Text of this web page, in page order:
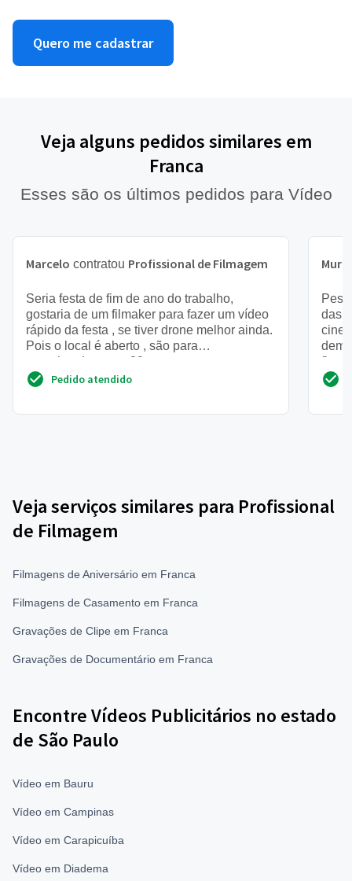
Quero me cadastrar
Veja alguns pedidos similares em
Franca
Esses são os últimos pedidos para Vídeo
Marcelo contratou Profissional de Filmagem
Seria festa de fim de ano do trabalho,
gostaria de um filmaker para fazer um vídeo
rápido da festa , se tiver drone melhor ainda.
Pois o local é aberto , são para
aproximadamente 30 pesso...
Pedido atendido
das
fica
Veja serviços similares para Profissional
de Filmagem
Filmagens de Aniversário em Franca
Filmagens de Casamento em Franca
Gravações de Clipe em Franca
Gravações de Documentário em Franca
Encontre Vídeos Publicitários no estado
de São Paulo
Vídeo em Bauru
Vídeo em Campinas
Vídeo em Carapicuíba
Vídeo em Diadema